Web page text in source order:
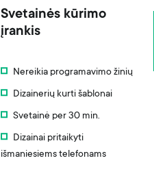
Svetainės kūrimo
įrankis
Nereikia programavimo žinių
Dizainerių kurti šablonai
Svetainė per 30 min.
Dizainai pritaikyti
išmaniesiems telefonams